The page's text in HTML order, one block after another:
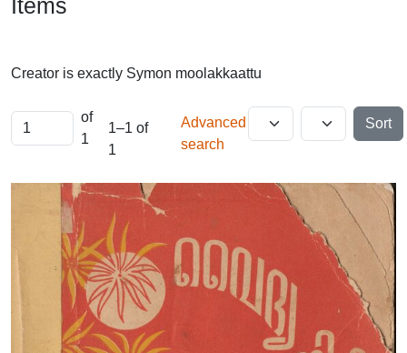
Items
Creator is exactly Symon moolakkaattu
of
1
1–1 of
1
Advanced
search
Sort